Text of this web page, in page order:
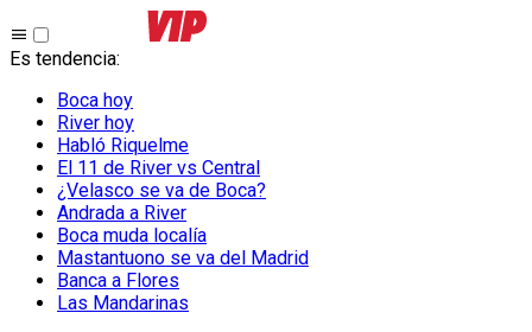
Es tendencia:
Boca hoy
River hoy
Habló Riquelme
El 11 de River vs Central
¿Velasco se va de Boca?
Andrada a River
Boca muda localía
Mastantuono se va del Madrid
Banca a Flores
Las Mandarinas